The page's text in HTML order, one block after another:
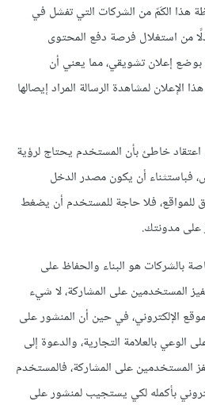
هذا الكَمّ من الشركات التي تفشل في
من استغلال فرصة دفع المحتوى
إعلان تشويقي، مما يعني أن
لمشاهدة الرسالة المراد إيصالها
اعتقاد خاطئ بأن المستخدم يحتاج لرؤية
فباستثناء أن يكون مصدر الدخل
فلا حاجة للمستخدم أن يضغط
على مدونتك.
بالشركات هو البناء والحفاظ على
المستخدمين على المشاركة، لا شيء
الإلكتروني، في حين أن المنشور على
الوعي بالعلامة التجارية، والدعوة إلى
المستخدمين على المشاركة، فالمستخدم
بأكمله لكي يستجيب لمنشور على